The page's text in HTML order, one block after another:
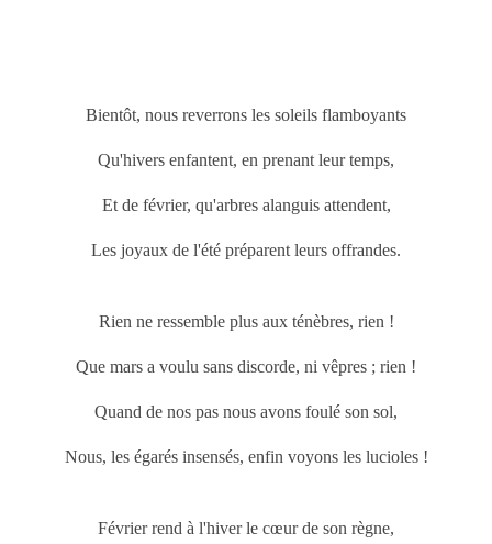
Bientôt, nous reverrons les soleils flamboyants
Qu'hivers enfantent, en prenant leur temps,
Et de février, qu'arbres alanguis attendent,
Les joyaux de l'été préparent leurs offrandes.
Rien ne ressemble plus aux ténèbres, rien !
Que mars a voulu sans discorde, ni vêpres ; rien !
Quand de nos pas nous avons foulé son sol,
Nous, les égarés insensés, enfin voyons les lucioles !
Février rend à l'hiver le cœur de son règne,